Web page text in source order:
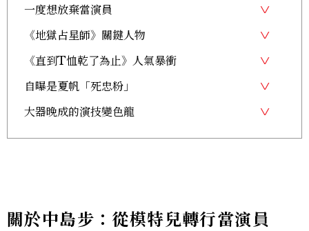
一度想放棄當演員
《地獄占星師》關鍵人物
《直到T恤乾了為止》人氣暴衝
自曝是夏帆「死忠粉」
大器晚成的演技變色龍
關於中島步：從模特兒轉行當演員